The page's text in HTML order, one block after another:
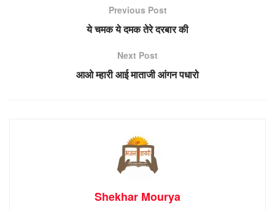
Previous Post
ये चमक ये दमक तेरे दरबार की
Next Post
आओ म्हारी आई माताजी आंगन पधारो
Shekhar Mourya